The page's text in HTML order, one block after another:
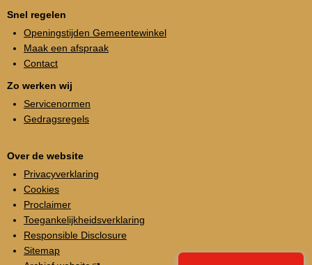
Snel regelen
Openingstijden Gemeentewinkel
Maak een afspraak
Contact
Zo werken wij
Servicenormen
Gedragsregels
Over de website
Privacyverklaring
Cookies
Proclaimer
Toegankelijkheidsverklaring
Responsible Disclosure
Sitemap